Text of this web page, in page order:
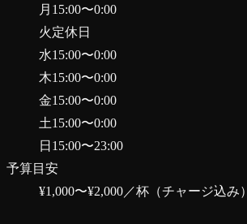
月 15:00〜0:00
火定休日
水15:00〜0:00
木15:00〜0:00
金15:00〜0:00
土15:00〜0:00
日 15:00〜23:00
予算目安
¥1,000〜¥2,000 ／杯（チャージ込み）